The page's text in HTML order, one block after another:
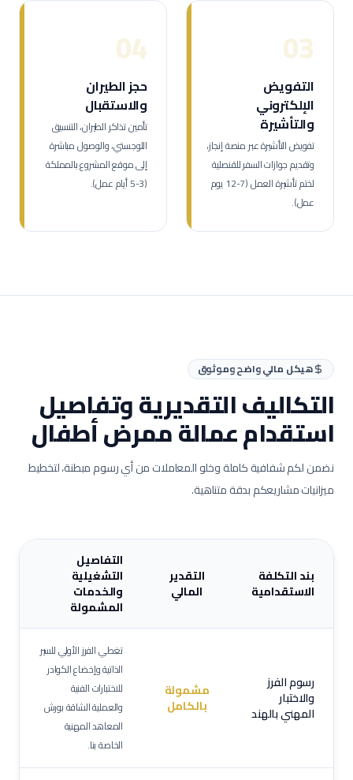
03
التفويض
الإلكتروني
والتأشيرة
تفويض التأشيرة عبر منصة إنجاز،
وتقديم جوازات السفر للقنصلية
لختم تأشيرة العمل (7-12 يوم
عمل).
04
حجز الطيران
والاستقبال
تأمين تذاكر الطيران، التنسيق
اللوجستي، والوصول مباشرة
إلى موقع المشروع بالمملكة
(3-5 أيام عمل).
هيكل مالي واضح وموثوق
التكاليف التقديرية وتفاصيل
استقدام عمالةممرض أطفال
نضمن لكم شفافية كاملة وخلو المعاملات من أي رسوم مبطنة، لتخطيط
ميزانيات مشاريعكم بدقة متناهية.
بند التكلفة
الاستقدامية
التقدير
المالي
التفاصيل
التشغيلية
والخدمات
المشمولة
رسوم الفرز
والاختبار
المهني بالهند
مشمولة
بالكامل
تغطي الفرز الأولي للسير
الذاتية وإخضاع الكوادر
للاختبارات الفنية
والعملية الشاقة بورش
المعاهد المهنية
الخاصة بنا.